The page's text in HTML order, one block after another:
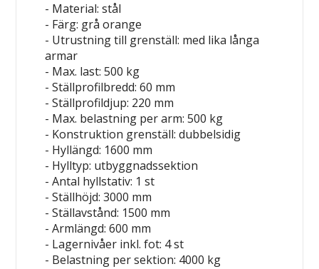
- Material: stål
- Färg: gråorange
- Utrustning till grenställ: med lika långa
armar
- Max. last: 500 kg
- Ställprofilbredd: 60 mm
- Ställprofildjup: 220 mm
- Max. belastning per arm: 500 kg
- Konstruktion grenställ: dubbelsidig
- Hyllängd: 1600 mm
- Hylltyp: utbyggnadssektion
- Antal hyllstativ: 1 st
- Ställhöjd: 3000 mm
- Ställavstånd: 1500 mm
- Armlängd: 600 mm
- Lagernivåer inkl. fot: 4 st
- Belastning per sektion: 4000 kg